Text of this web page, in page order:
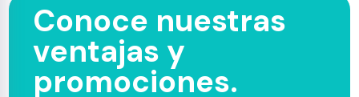
Conoce nuestras
ventajas y
promociones.